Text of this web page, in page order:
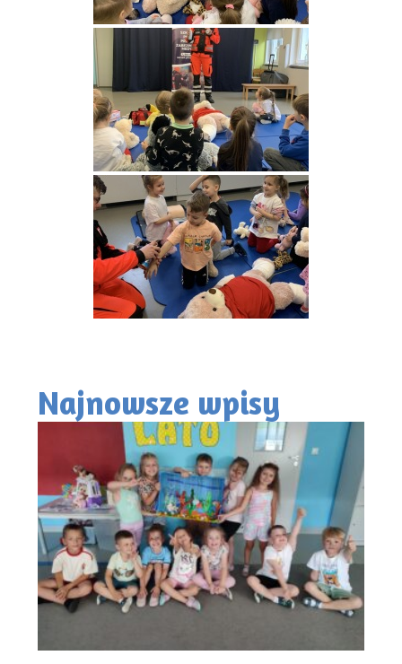
Najnowsze wpisy